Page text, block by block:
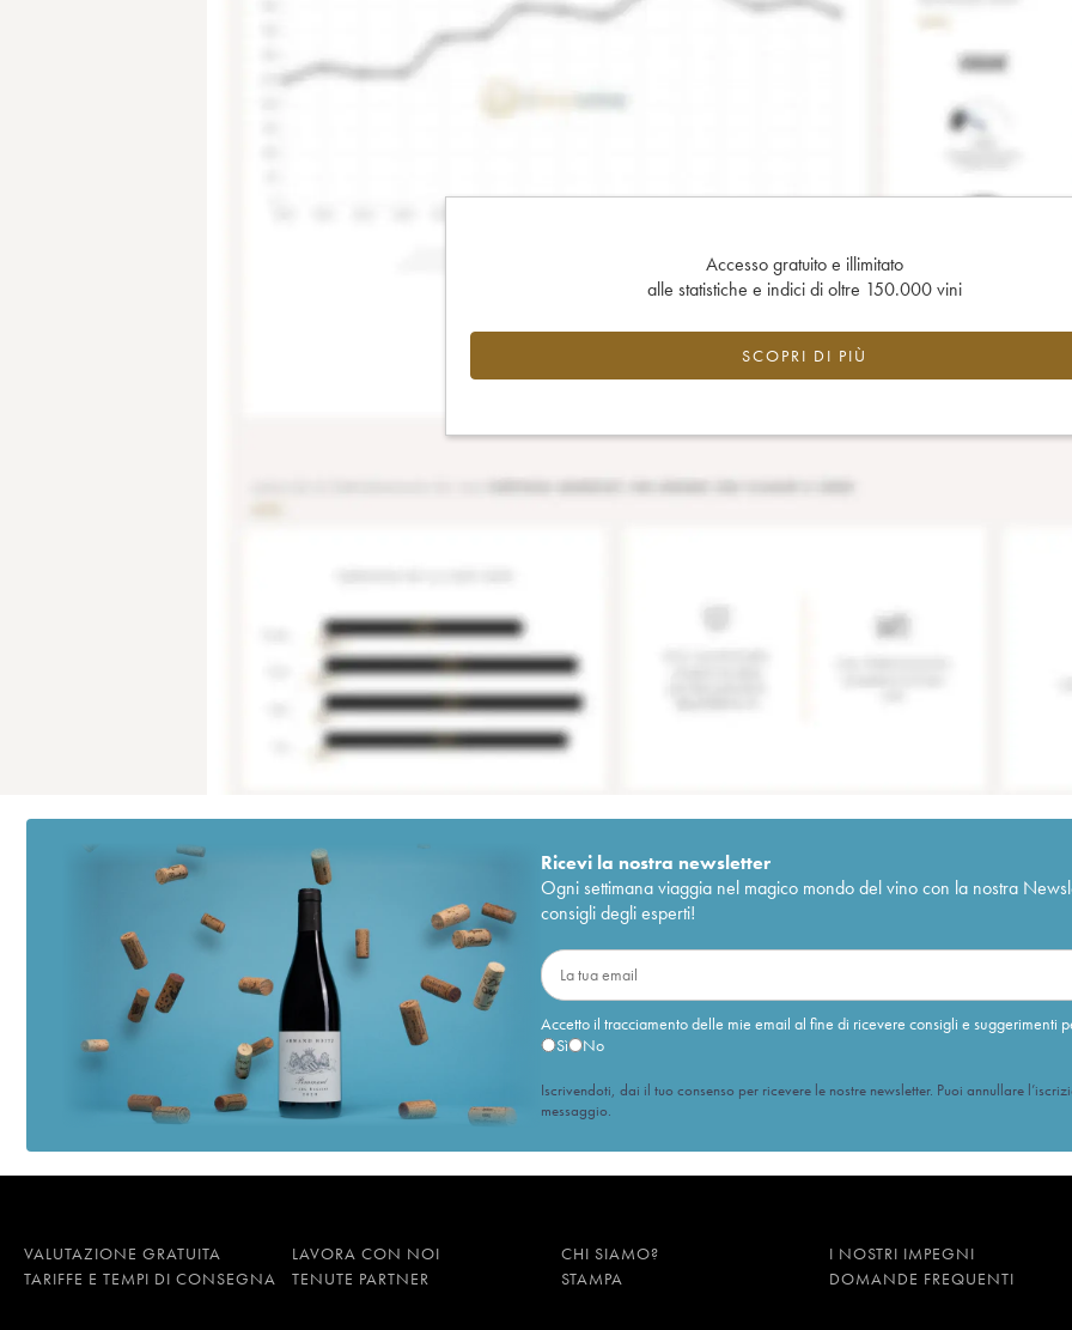
Accesso gratuito e illimitato
alle statistiche e indici di oltre 150.000 vini
SCOPRI DI PIÙ
Ricevi la nostra newsletter
Ogni settimana viaggia nel magico mondo del vino con la nostra
consigli degli esperti!
Accetto il tracciamento delle mie email al fine di ricevere consigli e suggerimenti
Sì
No
Iscrivendoti, dai il tuo consenso per ricevere le nostre newsletter. Puoi annullare
messaggio.
VALUTAZIONE GRATUITA LAVORA CON NOI CHI SIAMO?
I NOSTRI IMPEGNI
TARIFFE E TEMPI DI CONSEGNA
TENUTE PARTNER STAMPA DOMANDE FREQUENTI